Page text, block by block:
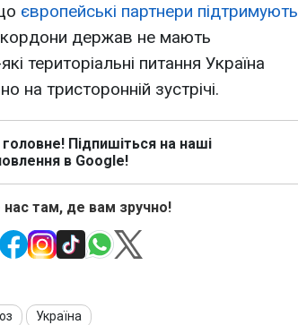
європейські партнери підтримують
держав не мають
територіальні питання Україна
тристоронній зустрічі.
Підпишіться на наші
в Google!
там, де вам зручно!
Україна